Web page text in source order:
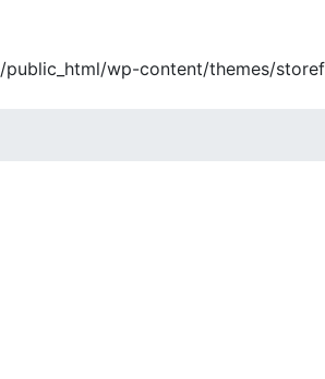
wp-content/themes/